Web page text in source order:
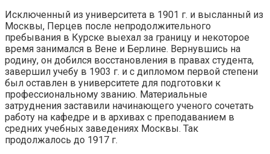
Исключенный из университета в 1901 г. и высланный из
Москвы, Перцев после непродолжительного
пребывания в Курске выехал за границу и некоторое
время занимался в Вене и Берлине. Вернувшись на
родину, он добился восстановления в правах студента,
завершил учебу в 1903 г. и с дипломом первой степени
был оставлен в университете для подготовки к
профессиональному званию. Материальные
затруднения заставили начинающего ученого сочетать
работу на кафедре и в архивах с преподаванием в
средних учебных заведениях Москвы. Так
продолжалось до 1917 г.